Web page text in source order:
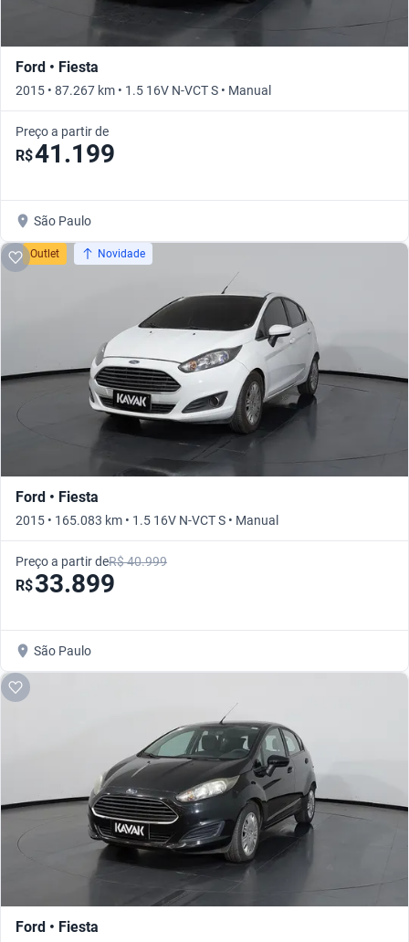
Ford • Fiesta
2015 • 87.267 km • 1.5 16V N-VCT S • Manual
Preço a partir de
R$41.199
São Paulo
Outlet Novidade
Ford • Fiesta
2015 • 165.083 km • 1.5 16V N-VCT S • Manual
Preço a partir deR$ 40.999
R$33.899
São Paulo
Ford • Fiesta